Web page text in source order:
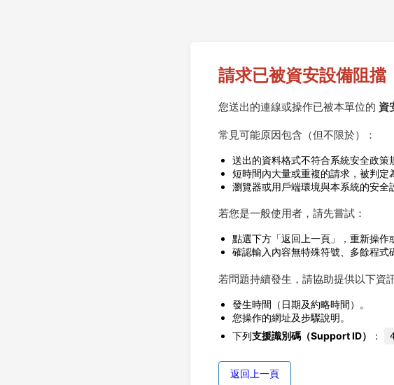
請求已被資安設備阻擋
您送出的連線或操作已被本單位的 資
常見可能原因包含（但不限於）：
送出的資料格式不符合系統安全政策
短時間內大量或重複的請求，被判定
瀏覽器或用戶端環境與本系統的安全
若您是一般使用者，請先嘗試：
點選下方「返回上一頁」，重新操作
確認輸入內容無特殊符號、多餘程式
若問題持續發生，請協助提供以下資
發生時間（日期及約略時間）。
您操作的網址及步驟說明。
下列支援識別碼（Support ID） ：
返回上一頁